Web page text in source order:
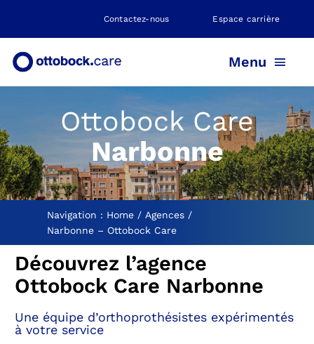
Contactez-nous Espace carrière
Menu
PROTHÈSE
ORTHÈSE
POSITIONNEMENT
NEUROMOBILITÉ
Ottobock Care
Narbonne
Navigation : Home
Agences
Narbonne – Ottobock Care
Découvrez l’agence
Ottobock Care Narbonne
Une équipe d’orthoprothésistes expérimentés
à votre service